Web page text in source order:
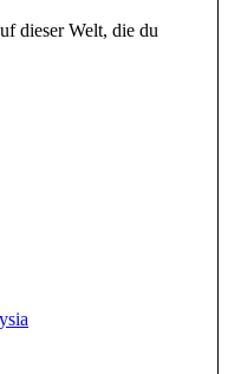
dieser Welt, die du